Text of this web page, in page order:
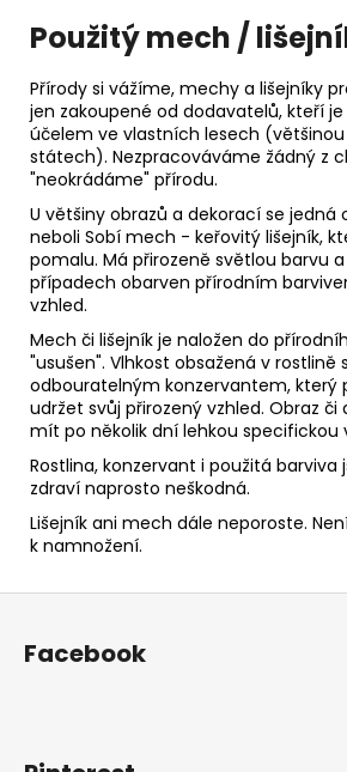
Použitý mech /
Přírody si vážíme, mechy a lišejníky
jen zakoupené od dodavatelů, kteří
účelem ve vlastních lesech (většinou
státech). Nezpracováváme žádný z
"neokrádáme" přírodu.
U většiny obrazů a dekorací se jedná
neboli Sobí mech - keřovitý lišejník,
pomalu. Má přirozeně světlou barvu
případech obarven přírodním
vzhled.
Mech či lišejník je naložen do
"usušen". Vlhkost obsažená v rostlině
odbouratelným konzervantem, který
udržet svůj přirozený vzhled. Obraz
mít po několik dní lehkou specifickou
Rostlina, konzervant i použitá barviva
zdraví naprosto neškodná.
Lišejník ani mech dále neporoste.
k namnožení.
Z
Facebook